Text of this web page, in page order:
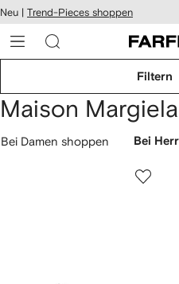
zum
Neu | Trend-Pieces shoppen
Filtern
Maison
Bei Damen shoppen Bei